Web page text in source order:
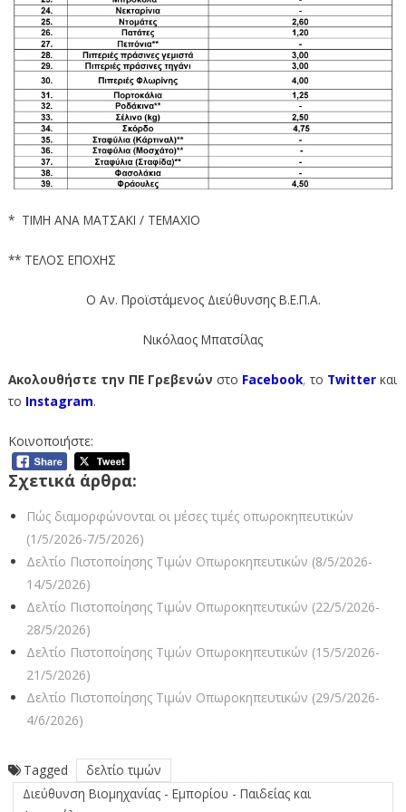
* ΤΙΜΗ ΑΝΑ ΜΑΤΣΑΚΙ / TEMΑXIO
** ΤΕΛΟΣ ΕΠΟΧΗΣ
Ο Αν. Προϊστάμενος Διεύθυνσης Β.Ε.Π.Α.
Νικόλαος Μπατσίλας
Ακολουθήστε την ΠΕ Γρεβενών στο Facebook, το Twitterκαι
το Instagram.
Κοινοποιήστε:
Σχετικά άρθρα:
Πώς διαμορφώνονται οι μέσες τιμές οπωροκηπευτικών
(1/5/2026-7/5/2026)
Δελτίο Πιστοποίησης Τιμών Οπωροκηπευτικών (8/5/2026-
14/5/2026)
Δελτίο Πιστοποίησης Τιμών Οπωροκηπευτικών (22/5/2026-
28/5/2026)
Δελτίο Πιστοποίησης Τιμών Οπωροκηπευτικών (15/5/2026-
21/5/2026)
Δελτίο Πιστοποίησης Τιμών Οπωροκηπευτικών (29/5/2026-
4/6/2026)
Tagged
δελτίο τιμών
Διεύθυνση Βιομηχανίας - Εμπορίου - Παιδείας και